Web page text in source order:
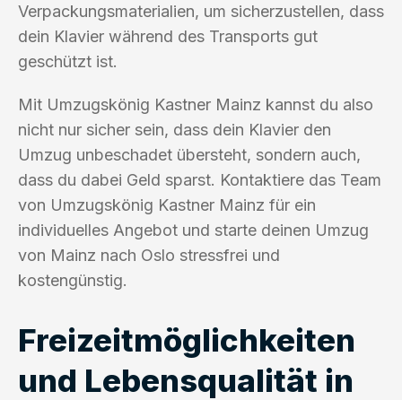
Verpackungsmaterialien, um sicherzustellen, dass
dein Klavier während des Transports gut
geschützt ist.
Mit Umzugskönig Kastner Mainz kannst du also
nicht nur sicher sein, dass dein Klavier den
Umzug unbeschadet übersteht, sondern auch,
dass du dabei Geld sparst. Kontaktiere das Team
von Umzugskönig Kastner Mainz für ein
individuelles Angebot und starte deinen Umzug
von Mainz nach Oslo stressfrei und
kostengünstig.
Freizeitmöglichkeiten
und Lebensqualität in